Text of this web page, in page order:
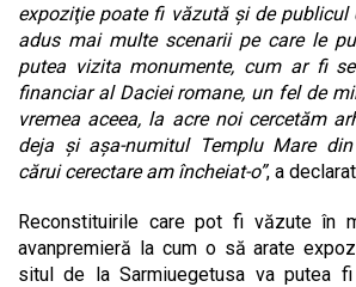
expoziţie poate fi văzută şi de publicul
adus mai multe scenarii pe care le
putea vizita monumente, cum ar fi
financiar al Daciei romane, un fel de
vremea aceea, la acre noi cercetăm
deja şi aşa-numitul Templu Mare
cărui cerectare am încheiat-o”, a
Reconstituirile care pot fi văzute în
avanpremieră la cum o să arate
situl de la Sarmiuegetusa va putea